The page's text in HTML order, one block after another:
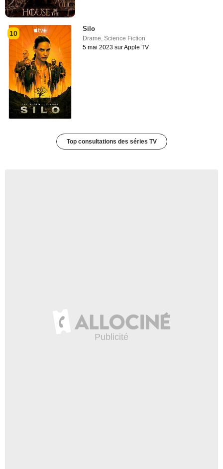
10
Silo
Drame ,Science Fiction
5 mai 2023 sur Apple TV
Top consultations des séries TV